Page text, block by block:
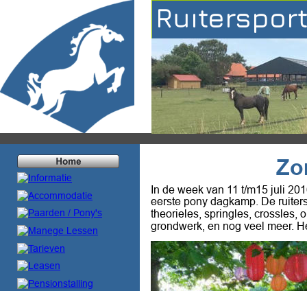
In de week van 11 t/m15 juli
eerste pony dagkamp. De
theorieles, springles, crossles,
grondwerk, en nog veel meer.